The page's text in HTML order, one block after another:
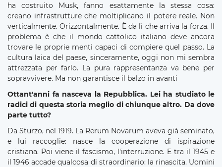
ha costruito Musk, fanno esattamente la stessa cosa:
creano infrastrutture che moltiplicano il potere reale. Non
verticalmente. Orizzontalmente. È da lì che arriva la forza. Il
problema è che il mondo cattolico italiano deve ancora
trovare le proprie menti capaci di compiere quel passo. La
cultura laica del paese, sinceramente, oggi non mi sembra
attrezzata per farlo. La pura rappresentanza va bene per
sopravvivere. Ma non garantisce il balzo in avanti
Ottant'anni fa nasceva la Repubblica. Lei ha studiato le
radici di questa storia meglio di chiunque altro. Da dove
parte tutto?
Da Sturzo, nel 1919. La Rerum Novarum aveva già seminato,
e lui raccoglie: nasce la cooperazione di ispirazione
cristiana. Poi viene il fascismo, l'interruzione. E tra il 1945 e
il 1946 accade qualcosa di straordinario: la rinascita. Uomini